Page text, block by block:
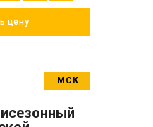
цену
МСК